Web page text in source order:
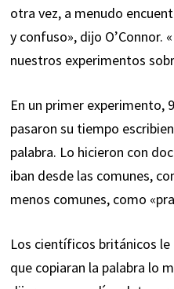
otra vez, a menudo
y confuso», dijo O’Connor.
nuestros experimentos
En un primer experimento,
pasaron su tiempo
palabra. Lo hicieron con
iban desde las comunes,
menos comunes, como
Los científicos británicos
que copiaran la palabra lo